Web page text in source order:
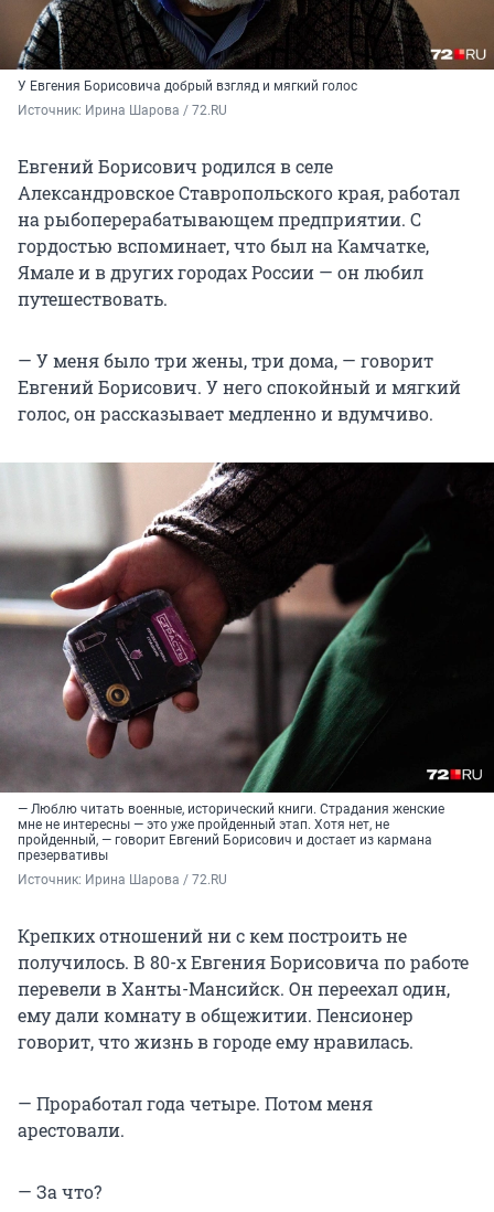
У Евгения Борисовича добрый взгляд и мягкий голос
Источник: Ирина Шарова / 72.RU
Евгений Борисович родился в селе
Александровское Ставропольского края, работал
на рыбоперерабатывающем предприятии. С
гордостью вспоминает, что был на Камчатке,
Ямале и в других городах России — он любил
путешествовать.
— У меня было три жены, три дома, — говорит
Евгений Борисович. У него спокойный и мягкий
голос, он рассказывает медленно и вдумчиво.
— Люблю читать военные, исторический книги. Страдания женские
мне не интересны — это уже пройденный этап. Хотя нет, не
пройденный, — говорит Евгений Борисович и достает из кармана
презервативы
Источник: Ирина Шарова / 72.RU
Крепких отношений ни с кем построить не
получилось. В 80-х Евгения Борисовича по работе
перевели в Ханты-Мансийск. Он переехал один,
ему дали комнату в общежитии. Пенсионер
говорит, что жизнь в городе ему нравилась.
— Проработал года четыре. Потом меня
арестовали.
— За что?